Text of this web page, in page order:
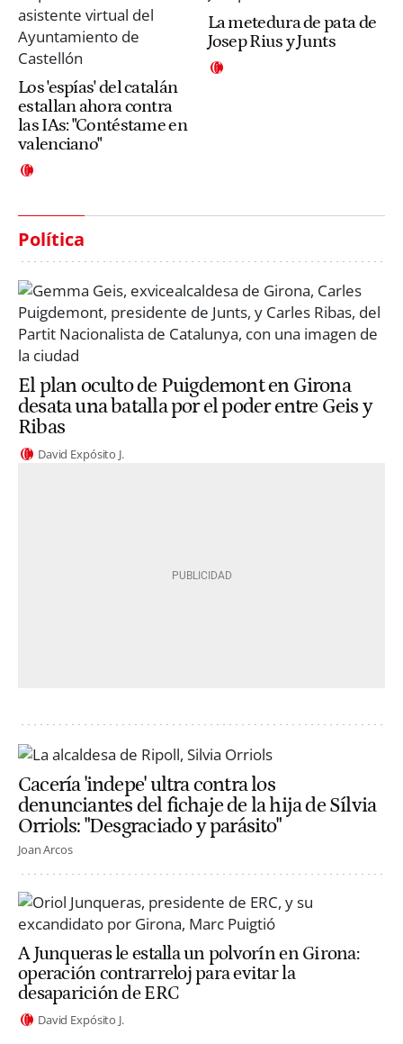
Los 'espías' del catalán
estallan ahora contra
las IAs: "Contéstame en
valenciano"
La metedura de pata de
Josep Rius y Junts
Política
El plan oculto de Puigdemont en Girona
desata una batalla por el poder entre Geis y
Ribas
David Expósito J.
Cacería 'indepe' ultra contra los
denunciantes del fichaje de la hija de Sílvia
Orriols: "Desgraciado y parásito"
Joan Arcos
A Junqueras le estalla un polvorín en Girona:
operación contrarreloj para evitar la
desaparición de ERC
David Expósito J.